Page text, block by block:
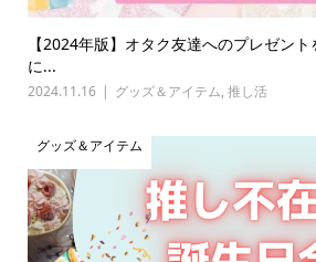
【2024年版】オタク友達へのプレゼン
に...
2024.11.16 グッズ＆アイテム, 推し活
グッズ＆アイテム